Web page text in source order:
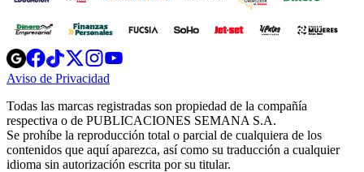
Opens
in
new
Opens
in
new
Opens
in
new
window
Opens
new
windowwindow
Aviso de Privacidad
new
window
Todas las marcas registradas son propiedad de la compañía
respectiva o de PUBLICACIONES SEMANA S.A.
Se prohíbe la reproducción total o parcial de cualquiera de los
contenidos que aquí aparezca, así como su traducción a cualquier
idioma sin autorización escrita por su titular.